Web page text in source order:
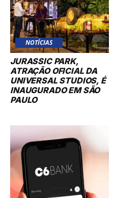
NOTÍCIAS
JURASSIC PARK,
ATRAÇÃO OFICIAL DA
UNIVERSAL STUDIOS, É
INAUGURADO EM SÃO
PAULO